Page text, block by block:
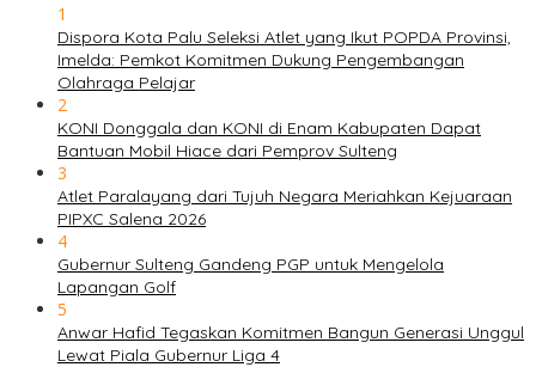
1
Dispora Kota Palu Seleksi Atlet yang Ikut POPDA Provinsi,
Imelda: Pemkot Komitmen Dukung Pengembangan
Olahraga Pelajar
2
KONI Donggala dan KONI di Enam Kabupaten Dapat
Bantuan Mobil Hiace dari Pemprov Sulteng
3
Atlet Paralayang dari Tujuh Negara Meriahkan Kejuaraan
PIPXC Salena 2026
4
Gubernur Sulteng Gandeng PGP untuk Mengelola
Lapangan Golf
5
Anwar Hafid Tegaskan Komitmen Bangun Generasi Unggul
Lewat Piala Gubernur Liga 4